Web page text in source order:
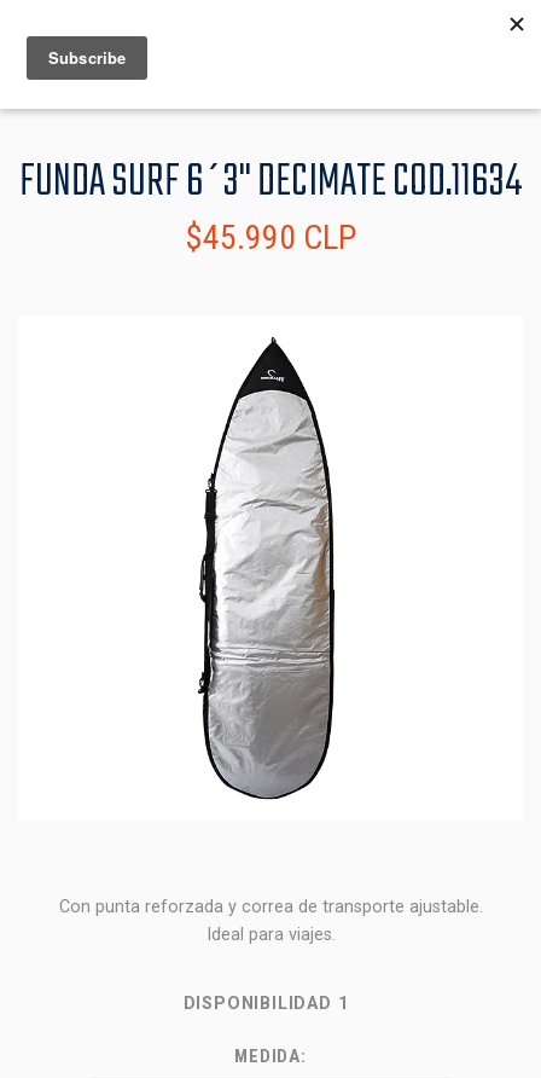
MENU
FUNDA SURF 6´3" DECIMATE COD.11634
$45.990 CLP
Con punta reforzada y correa de transporte ajustable.
Ideal para viajes.
DISPONIBILIDAD 1
MEDIDA: